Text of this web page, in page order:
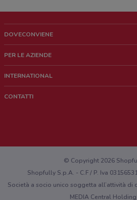
DOVECONVIENE
Chi siamo
Lavora con noi
PER LE AZIENDE
Richieste commerciali e marketing
INTERNATIONAL
CONTATTI
Hai un malfunzionamento sul web o sull'app?
© Copyright 2026
Shopfully S.p.A. - C.F / P. Iva
Società a socio unico soggetta all’attività di
MEDIA Central